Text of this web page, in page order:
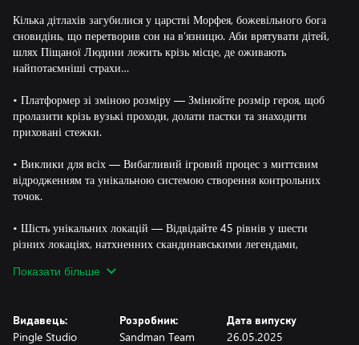
Кілька дітлахів загубилися у царстві Морфея, божевільного бога
сновидінь, що перетворив сон на в’язницю. Аби врятувати дітей,
шлях Піщаної Людини лежить крізь місце, де оживають
найпотаємніші страхи…
• Платформер зі зміною розміру — Змінюйте розмір героя, щоб
пролазити крізь вузькі проходи, долати пастки та знаходити
приховані стежки.
• Виклики для всіх — Вибагливий ігровий процес з миттєвим
відродженням та унікальною системою створення контрольних
точок.
• Шість унікальних локацій — Відвідайте 45 рівнів у шести
різних локаціях, натхненних скандинавськими легендами,
секрети та пройти кожне випробування.
Показати більше
Видавець:
Pingle Studio
Розробник:
Sandman Team
Дата випуску
26.05.2025